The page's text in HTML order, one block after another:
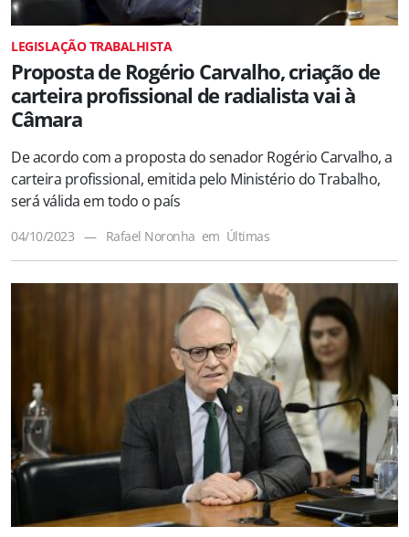
LEGISLAÇÃO TRABALHISTA
Proposta de Rogério Carvalho, criação de
carteira profissional de radialista vai à
Câmara
De acordo com a proposta do senador Rogério Carvalho, a
carteira profissional, emitida pelo Ministério do Trabalho,
será válida em todo o país
04/10/2023 — Rafael Noronha em Últimas